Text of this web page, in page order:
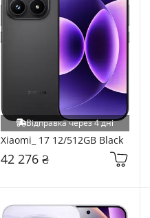
Відправка через 4 дні
Xiaomi_ 17 12/512GB Black
42 276 ₴